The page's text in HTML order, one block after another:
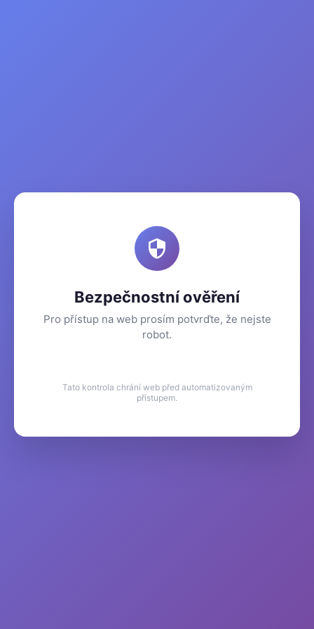
Bezpečnostní ověření
Pro přístup na web prosím potvrďte, že nejste
robot.
Tato kontrola chrání web před automatizovaným
přístupem.